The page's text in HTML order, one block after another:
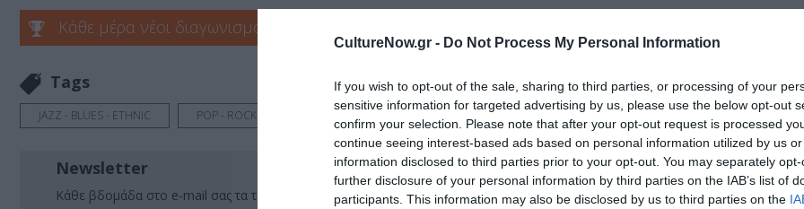
CultureNow.gr - Do Not Process My Personal Information
If you wish to opt-out of the sale, sharing to third parties, or processing of your
sensitive information for targeted advertising by us, please use the below opt-out
confirm your selection. Please note that after your opt-out request is processed
continue seeing interest-based ads based on personal information utilized by us
information disclosed to third parties prior to your opt-out. You may separately
further disclosure of your personal information by third parties on the IAB’s list of
participants. This information may also be disclosed by us to third parties on the
Κάθε μέρα νέοι διαγωνισμοί στο Culturenow.gr
Tags
JAZZ - BLUES - ETHNIC POP - ROCK - ALTERNATIVE ΙΣΤΟΡΙΚΟ ΜΟΥΣΕΙΟ ΚΡΗΤΗΣ ΚΑΛΟΚΑΙΡΙΝΕΣ ΣΥΝΑΥΛΙΕΣ
Newsletter
Κάθε βδομάδα στο e-mail σας τα τελευταία νέα για την Τέχνη και τον Πολιτισμό!